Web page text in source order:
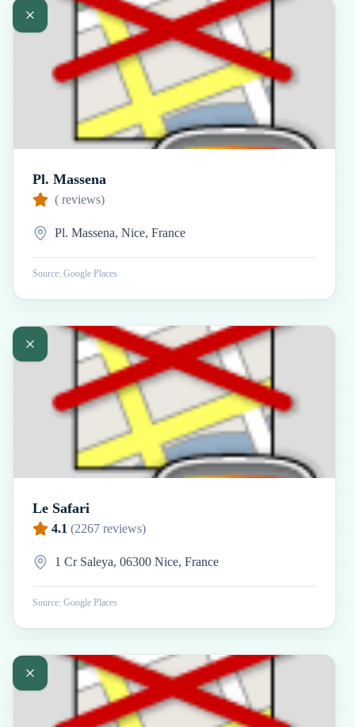
Pl. Massena
( reviews)
Pl. Massena, Nice, France
Source: Google Places
Le Safari
4.1 (2267 reviews)
1 Cr Saleya, 06300 Nice, France
Source: Google Places